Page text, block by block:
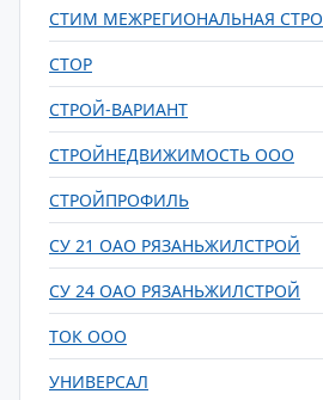
СТИМ МЕЖРЕГИОНАЛЬНАЯ
СТОР
СТРОЙ-ВАРИАНТ
СТРОЙНЕДВИЖИМОСТЬ ООО
СТРОЙПРОФИЛЬ
СУ 21 ОАО РЯЗАНЬЖИЛСТРОЙ
СУ 24 ОАО РЯЗАНЬЖИЛСТРОЙ
ТОК ООО
УНИВЕРСАЛ